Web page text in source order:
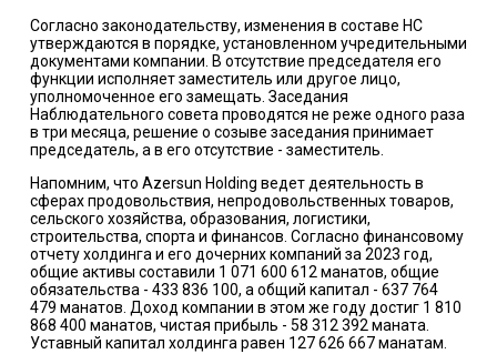
Согласно законодательству, изменения в составе НС
утверждаются в порядке, установленном учредительными
документами компании. В отсутствие председателя его
функции исполняет заместитель или другое лицо,
уполномоченное его замещать. Заседания
Наблюдательного совета проводятся не реже одного раза
в три месяца, решение о созыве заседания принимает
председатель, а в его отсутствие - заместитель.
Напомним, что Azersun Holding ведет деятельность в
сферах продовольствия, непродовольственных товаров,
сельского хозяйства, образования, логистики,
строительства, спорта и финансов. Согласно финансовому
отчету холдинга и его дочерних компаний за 2023 год,
общие активы составили 1 071 600 612 манатов, общие
обязательства - 433 836 100, а общий капитал - 637 764
479 манатов. Доход компании в этом же году достиг 1 810
868 400 манатов, чистая прибыль - 58 312 392 маната.
Уставный капитал холдинга равен 127 626 667 манатам.